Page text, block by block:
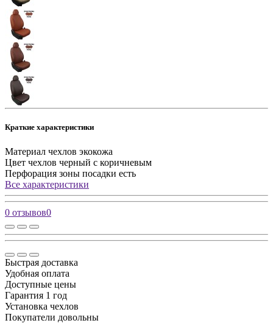
Краткие характеристики
Материал чехлов экокожа
Цвет чехлов черный с коричневым
Перфорация зоны посадки есть
Все характеристики
0 отзывов0
Быстрая доставка
Удобная оплата
Доступные цены
Гарантия 1 год
Установка чехлов
Покупатели довольны